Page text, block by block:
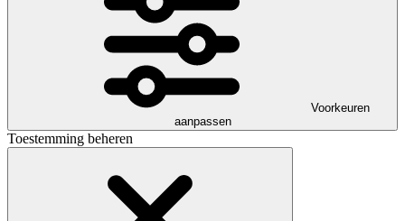
Voorkeuren
aanpassen
Toestemming beheren